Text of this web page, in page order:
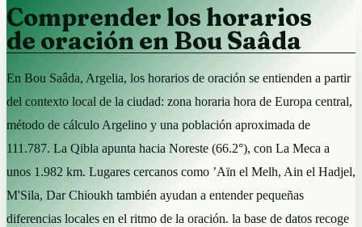
Comprender los horarios
de oración en Bou Saâda
En Bou Saâda, Argelia, los horarios de oración se entienden a partir
del contexto local de la ciudad: zona horaria hora de Europa central,
método de cálculo Argelino y una población aproximada de
111.787. La Qibla apunta hacia Noreste (66.2°), con La Meca a
unos 1.982 km. Lugares cercanos como ’Aïn el Melh, Ain el Hadjel,
M'Sila, Dar Chioukh también ayudan a entender pequeñas
diferencias locales en el ritmo de la oración. la base de datos recoge